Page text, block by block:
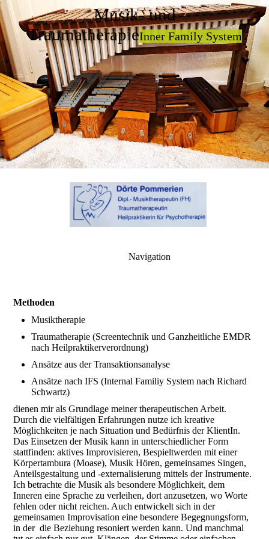
Musik- und
TraumatherapieInner Family System
Navigation
Methoden
Musiktherapie
Traumatherapie (Screentechnik und Ganzheitliche EMDR
nach Heilpraktikerverordnung)
Ansätze aus der Transaktionsanalyse
Ansätze nach IFS (Internal Familiy System nach Richard
Schwartz)
dienen mir als Grundlage meiner therapeutischen Arbeit.
Durch die vielfältigen Erfahrungen nutze ich kreative
Möglichkeiten je nach Situation und Bedürfnis der KlientIn.
Das Einsetzen der Musik kann in unterschiedlicher Form
stattfinden: aktives Improvisieren, Bespieltwerden mit einer
Körpertambura (Moase), Musik Hören, gemeinsames Singen,
Anteilsgestaltung und -externalisierung mittels der Instrumente.
Ich betrachte die Musik als besondere Möglichkeit, dem
Inneren eine Sprache zu verleihen, dort anzusetzen, wo Worte
fehlen oder nicht reichen. Auch entwickelt sich in der
gemeinsamen Improvisation eine besondere Begegnungsform,
in der die Beziehung resoniert werden kann. Und manchmal